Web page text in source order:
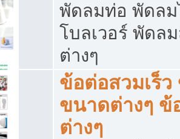
พัดลมท่อ พัดลม
โบลเวอร์ พัดล
ต่างๆ
ข้อต่อสวมเร็
ขนาดต่างๆ ข้
ต่างๆ